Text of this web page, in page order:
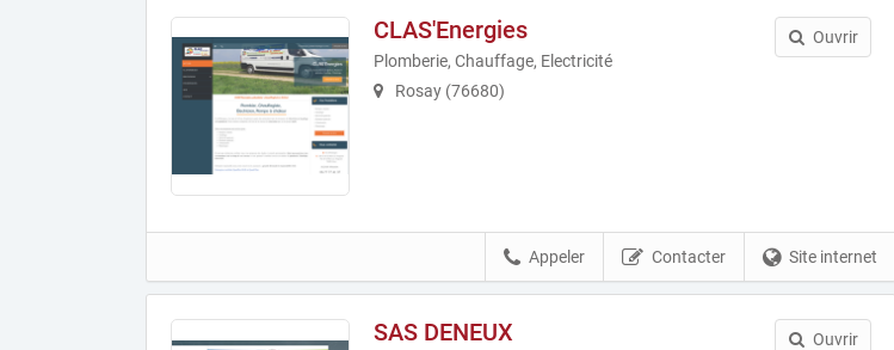
CLAS'Energies
Plomberie, Chauffage, Electricité
Rosay (76680)
Ouvrir
Site internet
Contacter
Appeler
SAS DENEUX Ouvrir